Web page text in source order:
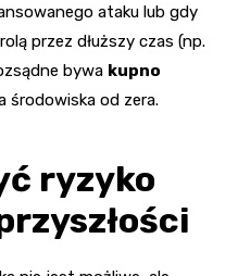
ataku lub gdy
przez dłuższy czas (np.
bywa kupno
środowiska od zera.
ryzyko